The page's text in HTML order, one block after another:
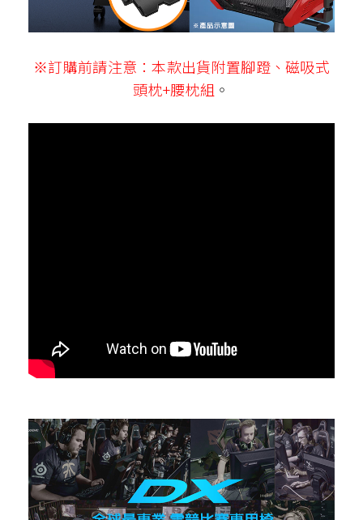
※訂購前請注意：本款出貨附置腳蹬、磁吸式
頭枕+腰枕組 。